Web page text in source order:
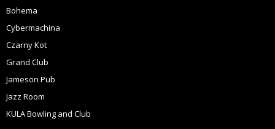
Bohema
Cybermachina
Czarny Kot
Grand Club
Jameson Pub
Jazz Room
KULA Bowling and Club